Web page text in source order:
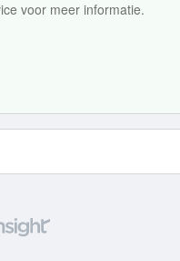
voor meer informatie.